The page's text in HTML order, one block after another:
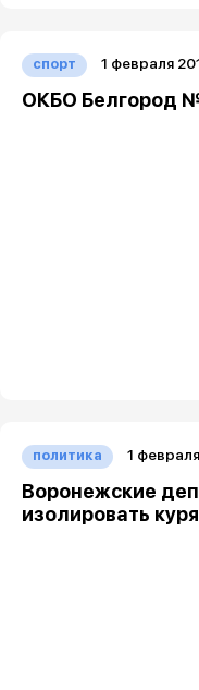
спорт 1 февраля
ОКБО Белгород
политика 1
Воронежские
изолировать